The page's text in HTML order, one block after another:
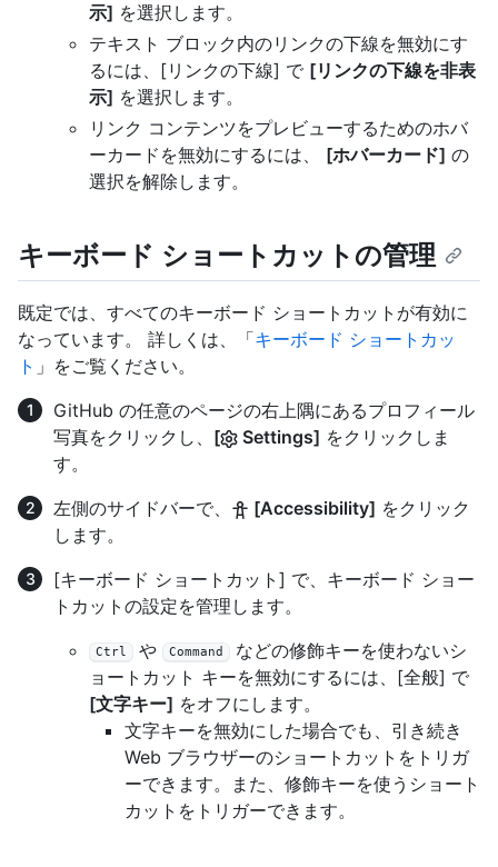
示] を選択します。
テキスト ブロック内のリンクの下線を無効にす
るには、[リンクの下線] で [リンクの下線を非表
示] を選択します。
リンク コンテンツをプレビューするためのホバ
ーカードを無効にするには、 [ホバーカード] の
選択を解除します。
キーボード ショートカットの管理
既定では、すべてのキーボード ショートカットが有効に
なっています。 詳しくは、「キーボード ショートカッ
ト 」をご覧ください。
GitHub の任意のページの右上隅にあるプロフィール
写真をクリックし、 [ Settings] をクリックしま
す。
左側のサイドバーで、
[Accessibility] をクリック
します。
[キーボード ショートカット] で、キーボード ショー
トカットの設定を管理します。
Ctrl や Command
などの修飾キーを使わないシ
ョートカット キーを無効にするには、[全般] で
[文字キー] をオフにします。
文字キーを無効にした場合でも、引き続き
Web ブラウザーのショートカットをトリガ
ーできます。また、修飾キーを使うショート
カットをトリガーできます。